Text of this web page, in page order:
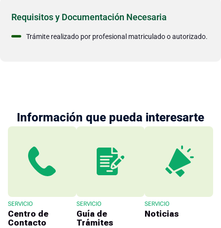
Requisitos y Documentación Necesaria
Trámite realizado por profesional matriculado o autorizado.
Información que pueda interesarte
SERVICIO
Centro de
Contacto
SERVICIO
Guía de
Trámites
SERVICIO
Noticias